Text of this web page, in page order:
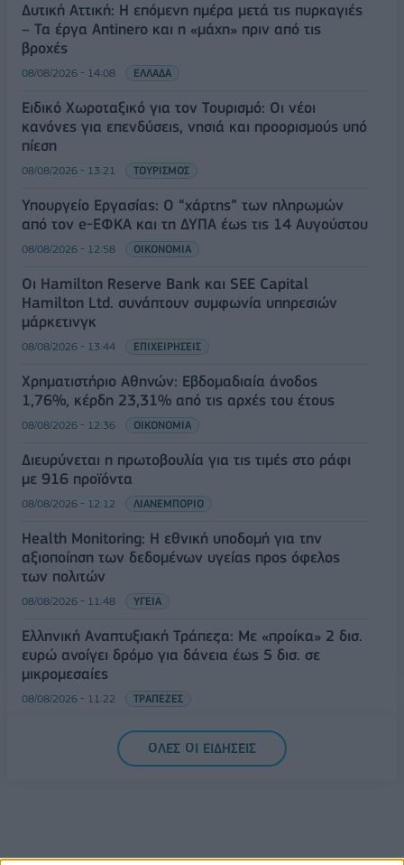
Δυτική Αττική: Η επόμενη ημέρα μετά τις πυρκαγιές
– Τα έργα Antinero και η «μάχη» πριν από τις
βροχές
08/08/2026 - 14:08 ΕΛΛΑΔΑ
Ειδικό Χωροταξικό για τον Τουρισμό: Οι νέοι
κανόνες για επενδύσεις, νησιά και προορισμούς υπό
πίεση
08/08/2026 - 13:21 ΤΟΥΡΙΣΜΟΣ
Υπουργείο Εργασίας: Ο “χάρτης” των πληρωμών
από τον e-ΕΦΚΑ και τη ΔΥΠΑ έως τις 14 Αυγούστου
08/08/2026 - 12:58 ΟΙΚΟΝΟΜΙΑ
Οι Hamilton Reserve Bank και SEE Capital
Hamilton Ltd. συνάπτουν συμφωνία υπηρεσιών
μάρκετινγκ
08/08/2026 - 13:44 ΕΠΙΧΕΙΡΗΣΕΙΣ
Χρηματιστήριο Αθηνών: Εβδομαδιαία άνοδος
1,76%, κέρδη 23,31% από τις αρχές του έτους
08/08/2026 - 12:36 ΟΙΚΟΝΟΜΙΑ
Διευρύνεται η πρωτοβουλία για τις τιμές στο ράφι
με 916 προϊόντα
08/08/2026 - 12:12 ΛΙΑΝΕΜΠΟΡΙΟ
Health Monitoring: Η εθνική υποδομή για την
αξιοποίηση των δεδομένων υγείας προς όφελος
των πολιτών
08/08/2026 - 11:48 ΥΓΕΙΑ
Ελληνική Αναπτυξιακή Τράπεζα: Με «προίκα» 2 δισ.
ευρώ ανοίγει δρόμο για δάνεια έως 5 δισ. σε
μικρομεσαίες
08/08/2026 - 11:22 ΤΡΑΠΕΖΕΣ
5G παντού, 6G στον ορίζοντα: Πού βρίσκεται η
Ελλάδα στη μεγάλη τεχνολογική μετάβαση
ΟΛΕΣ ΟΙ ΕΙΔΗΣΕΙΣ